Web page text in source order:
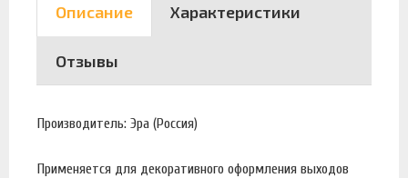
Описание Характеристики
Отзывы
Производитель: Эра (Россия)
Применяется для декоративного оформления выходов